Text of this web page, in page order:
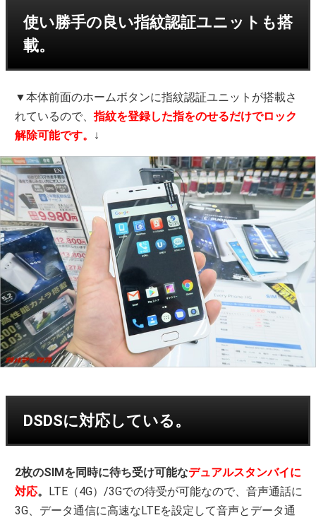
使い勝手の良い指紋認証ユニットも搭
載。
▼本体前面のホームボタンに指紋認証ユニットが搭載さ
れているので、指紋を登録した指をのせるだけでロック
解除可能です。 ↓
DSDSに対応している。
2枚のSIMを同時に待ち受け可能なデュアルスタンバイに
対応。 LTE（4G）/3Gでの待受が可能なので、音声通話に
3G、データ通信に高速なLTEを設定して音声とデータ通